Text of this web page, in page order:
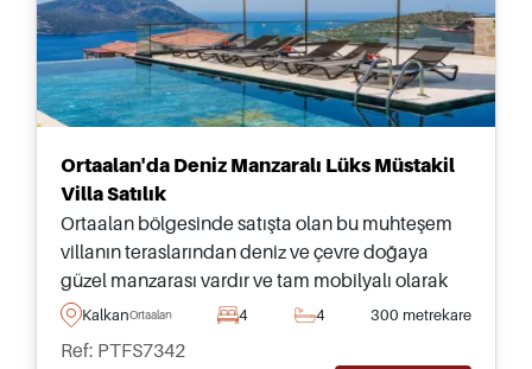
Ortaalan'da Deniz Manzaralı Lüks Müstakil
Villa Satılık
Ortaalan bölgesinde satışta olan bu muhteşem
villanın teraslarından deniz ve çevre doğaya
güzel manzarası vardır ve tam mobilyalı olarak
piyasadadır.
KalkanOrtaalan 4 4 300 metrekare
Ref: PTFS7342